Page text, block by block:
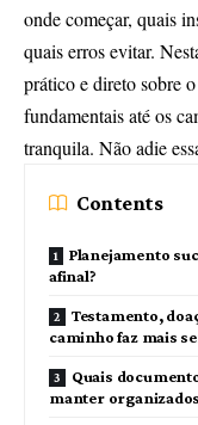
onde começar, quais
quais erros evitar.
prático e direto sobre
fundamentais até os
tranquila. Não adie
Contents
Planejamento
afinal?
Testamento,
caminho faz mais
Quais
manter